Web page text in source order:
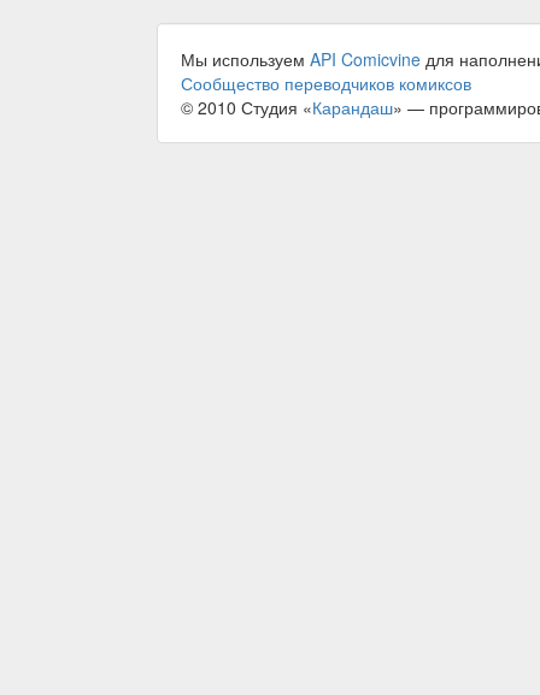
Мы используем API Comicvine для
Сообщество переводчиков комиксов
© 2010 Студия «Карандаш» —